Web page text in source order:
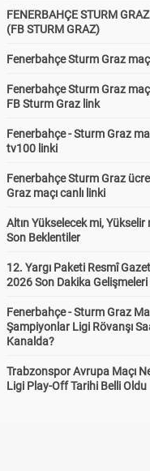
FENERBAHÇE STURM
(FB STURM GRAZ)
Fenerbahçe Sturm Graz
Fenerbahçe Sturm Graz
FB Sturm Graz link
Fenerbahçe - Sturm Graz
tv100 linki
Fenerbahçe Sturm Graz
Graz maçı canlı linki
Altın Yükselecek mi, Yükselir
Son Beklentiler
12. Yargı Paketi Resmî
2026 Son Dakika Gelişmeleri
Fenerbahçe - Sturm Graz
Şampiyonlar Ligi Rövanşı
Kanalda?
Trabzonspor Avrupa Maçı
Ligi Play-Off Tarihi Belli Oldu